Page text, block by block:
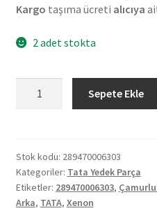
Kargo taşıma ücreti alıcıya
2 adet stokta
Arka
Çamurluk
Davlumbazı
Ön
Sepete Ekle
Stok kodu: 289470006303
Kategoriler: Tata Yedek Parça
Etiketler: 289470006303,
Arka, TATA, Xenon